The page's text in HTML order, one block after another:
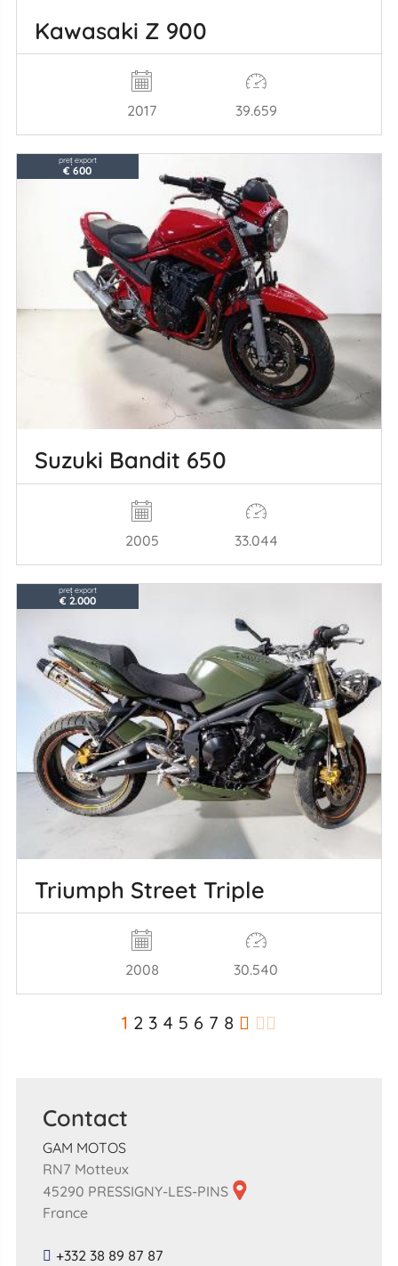
Kawasaki Z 900
2017 39.659
preț export
€ 600
Suzuki Bandit 650
2005 33.044
preț export
€ 2.000
Triumph Street Triple
2008 30.540
1 2 3 4 5 6 7 8
Contact
GAM MOTOS
RN7 Motteux
45290 PRESSIGNY-LES-PINS
France
+332 38 89 87 87